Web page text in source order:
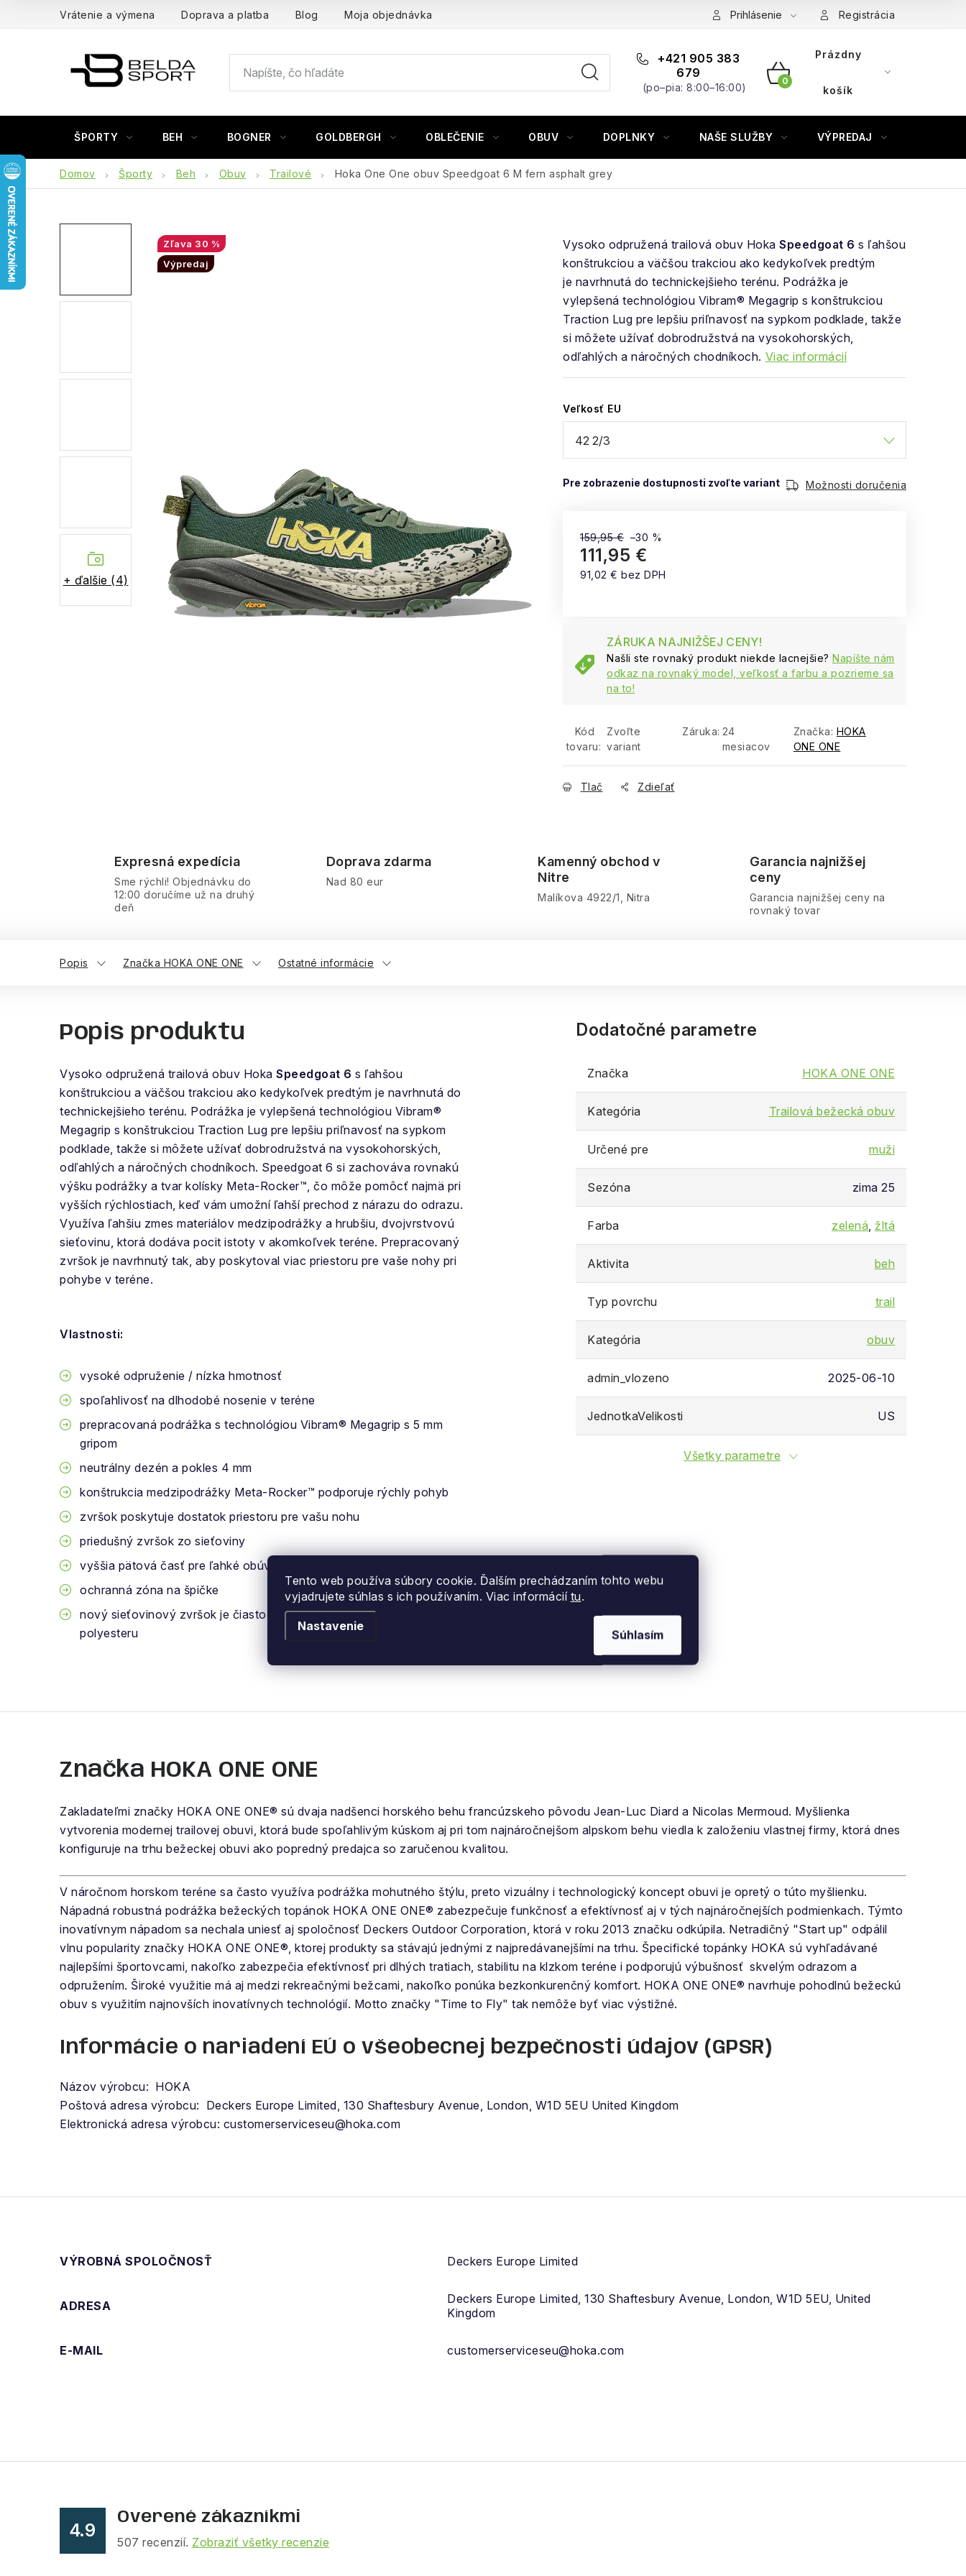
Tento web používa súbory cookie. Ďalším prechádzaním tohto webu
vyjadrujete súhlas s ich používaním. Viac informácií tu.
Nastavenie
Súhlasím
Vrátenie a výmena Doprava a platba Blog Moja objednávka Prihlásenie Registrácia
+421 905 383
679
(po–pia: 8:00–16:00) NÁKUPNÝ
Prázdny
košík
ŠPORTY BEH BOGNER GOLDBERGH OBLEČENIE OBUV DOPLNKY NAŠE SLUŽBY VÝPREDAJ
Domov Športy Beh Obuv Trailové Hoka One One obuv Speedgoat 6 M fern asphalt grey
+ ďalšie (4)
Vysoko odpružená trailová obuv Hoka Speedgoat 6 s ľahšou
konštrukciou a väčšou trakciou ako kedykoľvek predtým
je navrhnutá do technickejšieho terénu. Podrážka je
vylepšená technológiou Vibram® Megagrip s konštrukciou
Traction Lug pre lepšiu priľnavosť na sypkom podklade, takže
si môžete užívať dobrodružstvá na vysokohorských,
odľahlých a náročných chodníkoch. Viac informácií
Veľkosť EU
Možnosti doručenia
159,95 € –30 %
111,95 €
91,02 € bez DPH
ZÁRUKA NAJNIŽŠEJ CENY!
Našli ste rovnaký produkt niekde lacnejšie? Napíšte nám
odkaz na rovnaký model, veľkosť a farbu a pozrieme sa
na to!
Kód
tovaru:
Zvoľte
variant
Záruka: 24
mesiacov
Značka: HOKA
ONE ONE
Tlač Zdieľať
30 %
Výpredaj
Expresná expedícia
Sme rýchli! Objednávku do
12:00 doručíme už na druhý
deň
Doprava zdarma
Nad 80 eur
Kamenný obchod v
Nitre
Malíkova 4922/1, Nitra
Garancia najnižšej
ceny
Garancia najnižšej ceny na
rovnaký tovar
Popis Značka HOKA ONE ONE Ostatné informácie
Popis produktu
Vysoko odpružená trailová obuv Hoka Speedgoat 6 s ľahšou
konštrukciou a väčšou trakciou ako kedykoľvek predtým je navrhnutá do
technickejšieho terénu. Podrážka je vylepšená technológiou Vibram®
Megagrip s konštrukciou Traction Lug pre lepšiu priľnavosť na sypkom
podklade, takže si môžete užívať dobrodružstvá na vysokohorských,
odľahlých a náročných chodníkoch. Speedgoat 6 si zachováva rovnakú
výšku podrážky a tvar kolísky Meta-Rocker™, čo môže pomôcť najmä pri
vyšších rýchlostiach, keď vám umožní ľahší prechod z nárazu do odrazu.
Využíva ľahšiu zmes materiálov medzipodrážky a hrubšiu, dvojvrstvovú
sieťovinu, ktorá dodáva pocit istoty v akomkoľvek teréne. Prepracovaný
zvršok je navrhnutý tak, aby poskytoval viac priestoru pre vaše nohy pri
pohybe v teréne.
Vlastnosti:
vysoké odpruženie / nízka hmotnosť
spoľahlivosť na dlhodobé nosenie v teréne
prepracovaná podrážka s technológiou Vibram® Megagrip s 5 mm
gripom
neutrálny dezén a pokles 4 mm
konštrukcia medzipodrážky Meta-Rocker™ podporuje rýchly pohyb
zvršok poskytuje dostatok priestoru pre vašu nohu
priedušný zvršok zo sieťoviny
vyššia pätová časť pre ľahké obúvanie a ochranu achiloviek
ochranná zóna na špičke
nový sieťovinový zvršok je čiastočne vyrobený z recyklovaného
polyesteru
Dodatočné parametre
Značka HOKA ONE ONE
Kategória Trailová bežecká obuv
Určené pre muži
Sezóna zima 25
Farba zelená, žltá
Aktivita beh
Typ povrchu trail
Kategória obuv
admin_vlozeno 2025-06-10
JednotkaVelikosti US
Všetky parametre
Značka HOKA ONE ONE
Zakladateľmi značky HOKA ONE ONE® sú dvaja nadšenci horského behu francúzskeho pôvodu Jean-Luc Diard a Nicolas Mermoud. Myšlienka
vytvorenia modernej trailovej obuvi, ktorá bude spoľahlivým kúskom aj pri tom najnáročnejšom alpskom behu viedla k založeniu vlastnej firmy, ktorá dnes
konfiguruje na trhu bežeckej obuvi ako popredný predajca so zaručenou kvalitou.
V náročnom horskom teréne sa často využíva podrážka mohutného štýlu, preto vizuálny i technologický koncept obuvi je opretý o túto myšlienku.
Nápadná robustná podrážka bežeckých topánok HOKA ONE ONE® zabezpečuje funkčnosť a efektívnosť aj v tých najnáročnejších podmienkach. Týmto
inovatívnym nápadom sa nechala uniesť aj spoločnosť Deckers Outdoor Corporation, ktorá v roku 2013 značku odkúpila. Netradičný "Start up" odpálil
vlnu popularity značky HOKA ONE ONE®, ktorej produkty sa stávajú jednými z najpredávanejšími na trhu. Špecifické topánky HOKA sú vyhľadávané
najlepšími športovcami, nakoľko zabezpečia efektívnosť pri dlhých tratiach, stabilitu na klzkom teréne i podporujú výbušnosť skvelým odrazom a
odpružením. Široké využitie má aj medzi rekreačnými bežcami, nakoľko ponúka bezkonkurenčný komfort. HOKA ONE ONE® navrhuje pohodlnú bežeckú
obuv s využitím najnovších inovatívnych technológií. Motto značky "Time to Fly" tak nemôže byť viac výstižné.
Informácie o nariadení EÚ o všeobecnej bezpečnosti údajov (GPSR)
Názov výrobcu: HOKA
Poštová adresa výrobcu: Deckers Europe Limited, 130 Shaftesbury Avenue, London, W1D 5EU United Kingdom
Elektronická adresa výrobcu: customerserviceseu@hoka.com
VÝROBNÁ SPOLOČNOSŤ Deckers Europe Limited
ADRESA
Deckers Europe Limited, 130 Shaftesbury Avenue, London, W1D 5EU, United
Kingdom
E-MAIL customerserviceseu@hoka.com
4.9
Overené zákazníkmi
507 recenzií. Zobraziť všetky recenzie